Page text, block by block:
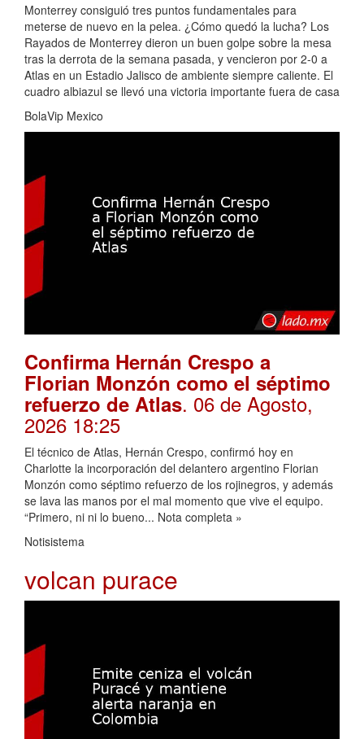
Monterrey consiguió tres puntos fundamentales para
meterse de nuevo en la pelea. ¿Cómo quedó la lucha? Los
Rayados de Monterrey dieron un buen golpe sobre la mesa
tras la derrota de la semana pasada, y vencieron por 2-0 a
Atlas en un Estadio Jalisco de ambiente siempre caliente. El
cuadro albiazul se llevó una victoria importante fuera de casa
BolaVip Mexico
Confirma Hernán Crespo a
Florian Monzón como el séptimo
refuerzo de Atlas. 06 de Agosto,
2026 18:25
El técnico de Atlas, Hernán Crespo, confirmó hoy en
Charlotte la incorporación del delantero argentino Florian
Monzón como séptimo refuerzo de los rojinegros, y además
se lava las manos por el mal momento que vive el equipo.
“Primero, ni ni lo bueno... Nota completa »
Notisistema
volcan purace